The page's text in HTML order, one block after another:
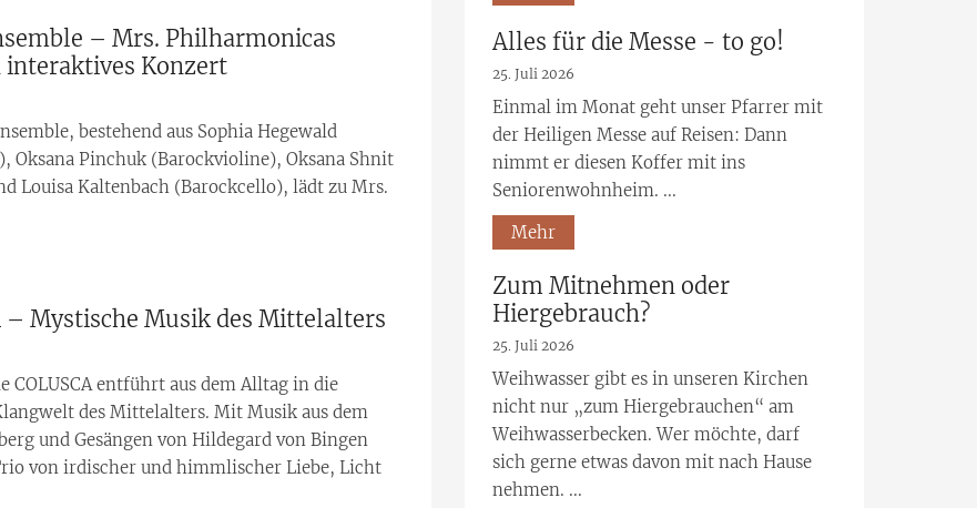
– Mrs. Philharmonicas
interaktives Konzert
bestehend aus Sophia Hegewald
Oksana Pinchuk (Barockvioline), Oksana Shnit
Louisa Kaltenbach (Barockcello), lädt zu Mrs.
– Mystische Musik des Mittelalters
COLUSCA entführt aus dem Alltag in die
des Mittelalters. Mit Musik aus dem
und Gesängen von Hildegard von Bingen
von irdischer und himmlischer Liebe, Licht
Alles für die Messe - to go!
25. Juli 2026
Einmal im Monat geht unser Pfarrer mit
der Heiligen Messe auf Reisen: Dann
nimmt er diesen Koffer mit ins
Seniorenwohnheim. ...
Mehr
Zum Mitnehmen oder
Hiergebrauch?
25. Juli 2026
Weihwasser gibt es in unseren Kirchen
nicht nur „zum Hiergebrauchen“ am
Weihwasserbecken. Wer möchte, darf
sich gerne etwas davon mit nach Hause
nehmen. ...